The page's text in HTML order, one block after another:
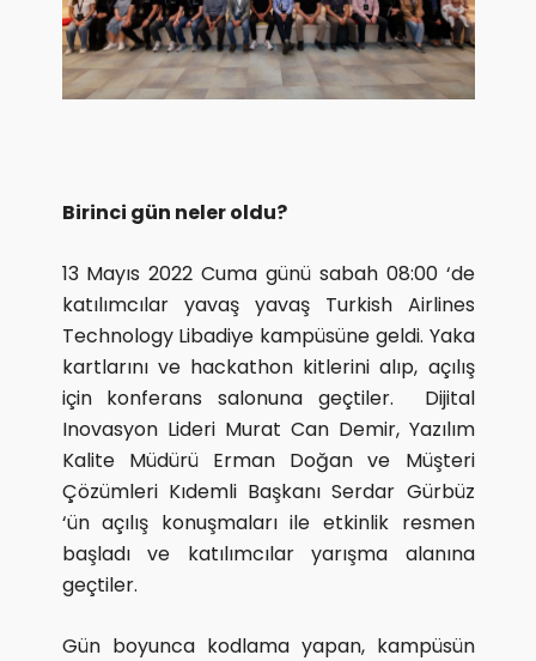
Birinci gün neler oldu?
13 Mayıs 2022 Cuma günü sabah 08:00 ‘de
katılımcılar yavaş yavaş Turkish Airlines
Technology Libadiye kampüsüne geldi. Yaka
kartlarını ve hackathon kitlerini alıp, açılış
için konferans salonuna geçtiler. Dijital
Inovasyon Lideri Murat Can Demir, Yazılım
Kalite Müdürü Erman Doğan ve Müşteri
Çözümleri Kıdemli Başkanı Serdar Gürbüz
‘ün açılış konuşmaları ile etkinlik resmen
başladı ve katılımcılar yarışma alanına
geçtiler.
Gün boyunca kodlama yapan, kampüsün